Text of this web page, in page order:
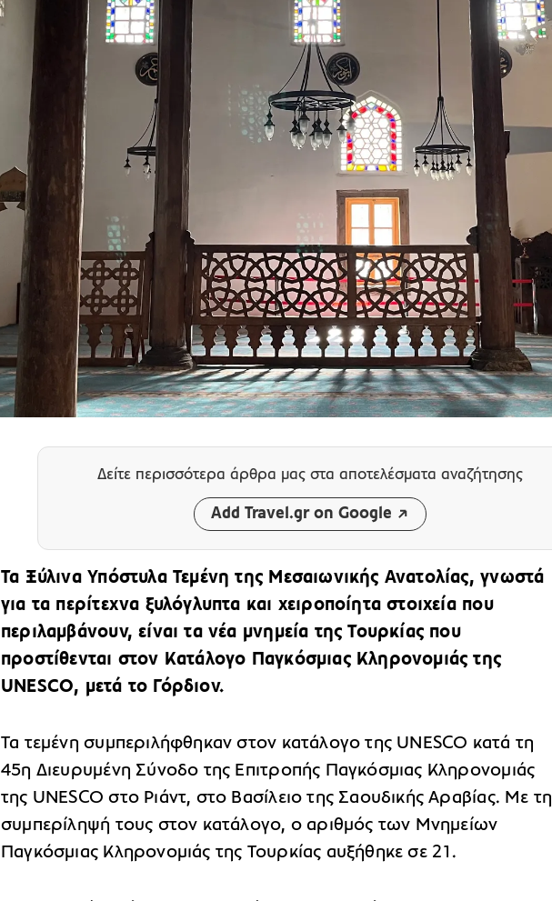
Δείτε περισσότερα άρθρα μας στα αποτελέσματα αναζήτησης
Add Travel.gr on Google
Τα Ξύλινα Υπόστυλα Τεμένη της Μεσαιωνικής Ανατολίας, γνωστά
για τα περίτεχνα ξυλόγλυπτα και χειροποίητα στοιχεία που
περιλαμβάνουν, είναι τα νέα μνημεία της Τουρκίας που
προστίθενται στον Κατάλογο Παγκόσμιας Κληρονομιάς της
UNESCO, μετά το Γόρδιον.
Τα τεμένη συμπεριλήφθηκαν στον κατάλογο της UNESCO κατά τη
45η Διευρυμένη Σύνοδο της Επιτροπής Παγκόσμιας Κληρονομιάς
της UNESCO στο Ριάντ, στο Βασίλειο της Σαουδικής Αραβίας. Με τη
συμπερίληψή τους στον κατάλογο, ο αριθμός των Μνημείων
Παγκόσμιας Κληρονομιάς της Τουρκίας αυξήθηκε σε 21.